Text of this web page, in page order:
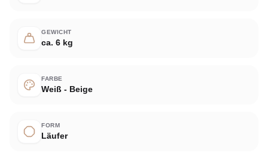
GEWICHT
ca. 6 kg
FARBE
Weiß - Beige
FORM
Läufer